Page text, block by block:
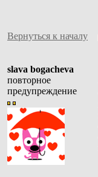
Вернуться к началу
slava bogacheva
повторное
предупреждение